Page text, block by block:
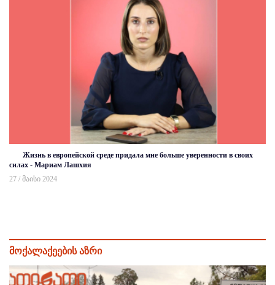
Жизнь в европейской среде придала мне больше уверенности в своих
силах - Мариам Лашхия
27 / მაისი 2024
მოქალაქეების აზრი